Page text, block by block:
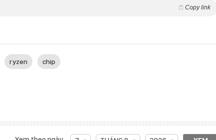
Copy link
ryzen chip